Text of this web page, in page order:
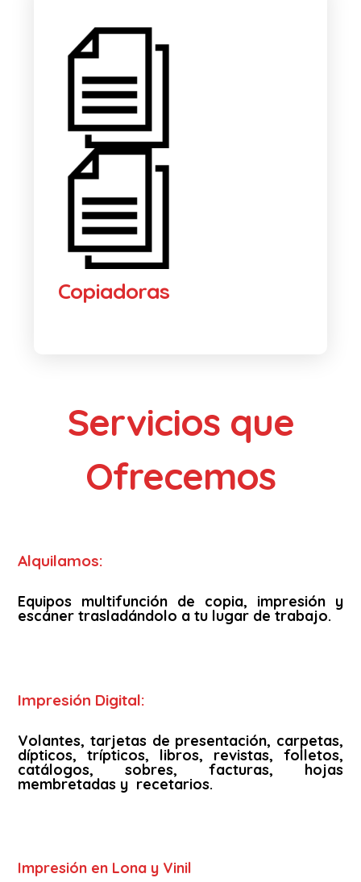
Copiadoras
Servicios que
Ofrecemos
Alquilamos:
Equipos multifunción de copia, impresión y
escáner trasladándolo a tu lugar de trabajo.
Impresión Digital:
Volantes, tarjetas de presentación, carpetas,
dípticos, trípticos, libros, revistas, folletos,
catálogos, sobres, facturas, hojas
membretadas y recetarios.
Impresión en Lona y Vinil